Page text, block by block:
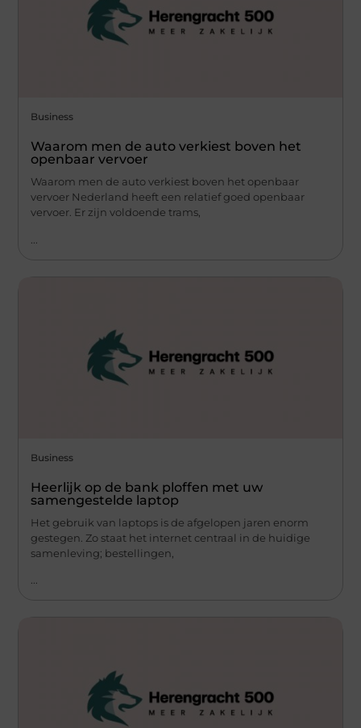
Business
Waarom men de auto verkiest boven het
openbaar vervoer
Waarom men de auto verkiest boven het openbaar
vervoer Nederland heeft een relatief goed openbaar
vervoer. Er zijn voldoende trams,
Business
Heerlijk op de bank ploffen met uw
samengestelde laptop
Het gebruik van laptops is de afgelopen jaren enorm
gestegen. Zo staat het internet centraal in de huidige
samenleving; bestellingen,